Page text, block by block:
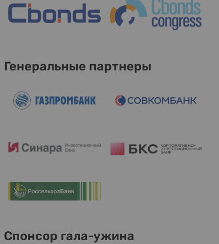
Генеральные партнеры
Спонсор гала-ужина